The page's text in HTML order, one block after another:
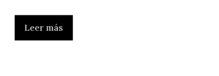
Leer más